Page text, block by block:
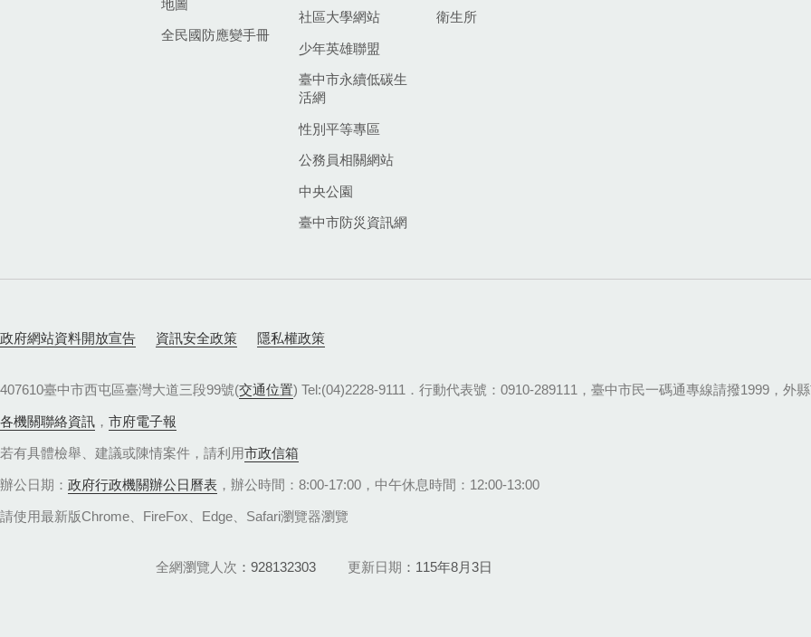
地圖
全民國防應變手冊
社區大學網站
少年英雄聯盟
臺中市永續低碳生
活網
性別平等專區
公務員相關網站
中央公園
臺中市防災資訊網
衛生所
政府網站資料開放宣告 資訊安全政策 隱私權政策
407610臺中市西屯區臺灣大道三段99號(交通位置) Tel:(04)2228-9111．行動代表號：0910-289111，臺中市民一碼通專線請撥1999，外
各機關聯絡資訊 ， 市府電子報
若有具體檢舉、建議或陳情案件，請利用市政信箱
辦公日期： 政府行政機關辦公日曆表 ，辦公時間：8:00-17:00，中午休息時間：12:00-13:00
請使用最新版Chrome、FireFox、Edge、Safari瀏覽器瀏覽
全網瀏覽人次 928132303 更新日期 115年8月3日